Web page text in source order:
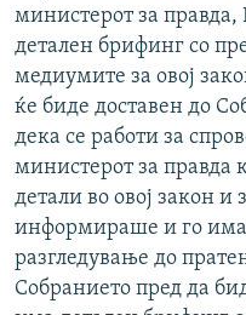
министерот за
детален брифинг со
медиумите за овој
ќе биде доставен до
дека се работи за
министерот за правда
детали во овој закон и
информираше и го
разгледување до
Собранието пред да